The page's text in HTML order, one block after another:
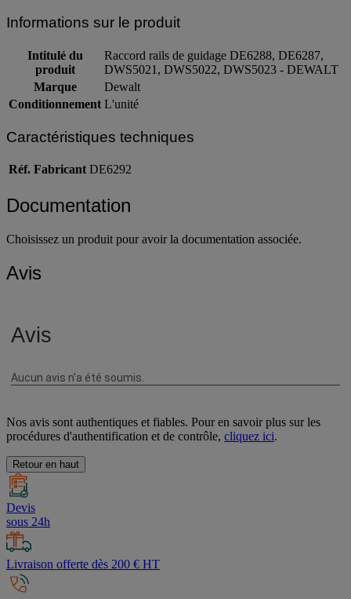
Informations sur le produit
Intitulé du
produit
Raccord rails de guidage DE6288, DE6287,
DWS5021, DWS5022, DWS5023 - DEWALT
Marque
Dewalt
Conditionnement L'unité
Caractéristiques techniques
Réf. Fabricant DE6292
Documentation
Choisissez un produit pour avoir la documentation associée.
Avis
Nos avis sont authentiques et fiables. Pour en savoir plus sur les
procédures d'authentification et de contrôle, cliquez ici.
Retour en haut
Devis
sous 24h
Livraison offerte dès 200 € HT